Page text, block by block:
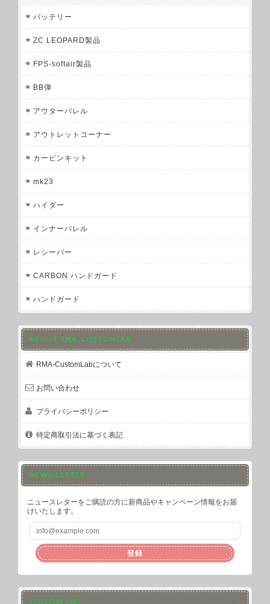
バッテリー
ZC LEOPARD製品
FPS-softair製品
BB弾
アウターバレル
アウトレットコーナー
カービンキット
mk23
ハイダー
インナーバレル
レシーバー
CARBON ハンドガード
ハンドガード
ABOUT RMA-CUSTOMLAB
RMA-CustomLabについて
お問い合わせ
プライバシーポリシー
特定商取引法に基づく表記
NEWS LETTER
ニュースレターをご購読の方に新商品やキャンペーン情報をお届
けいたします。
登録
FOLLOW US!